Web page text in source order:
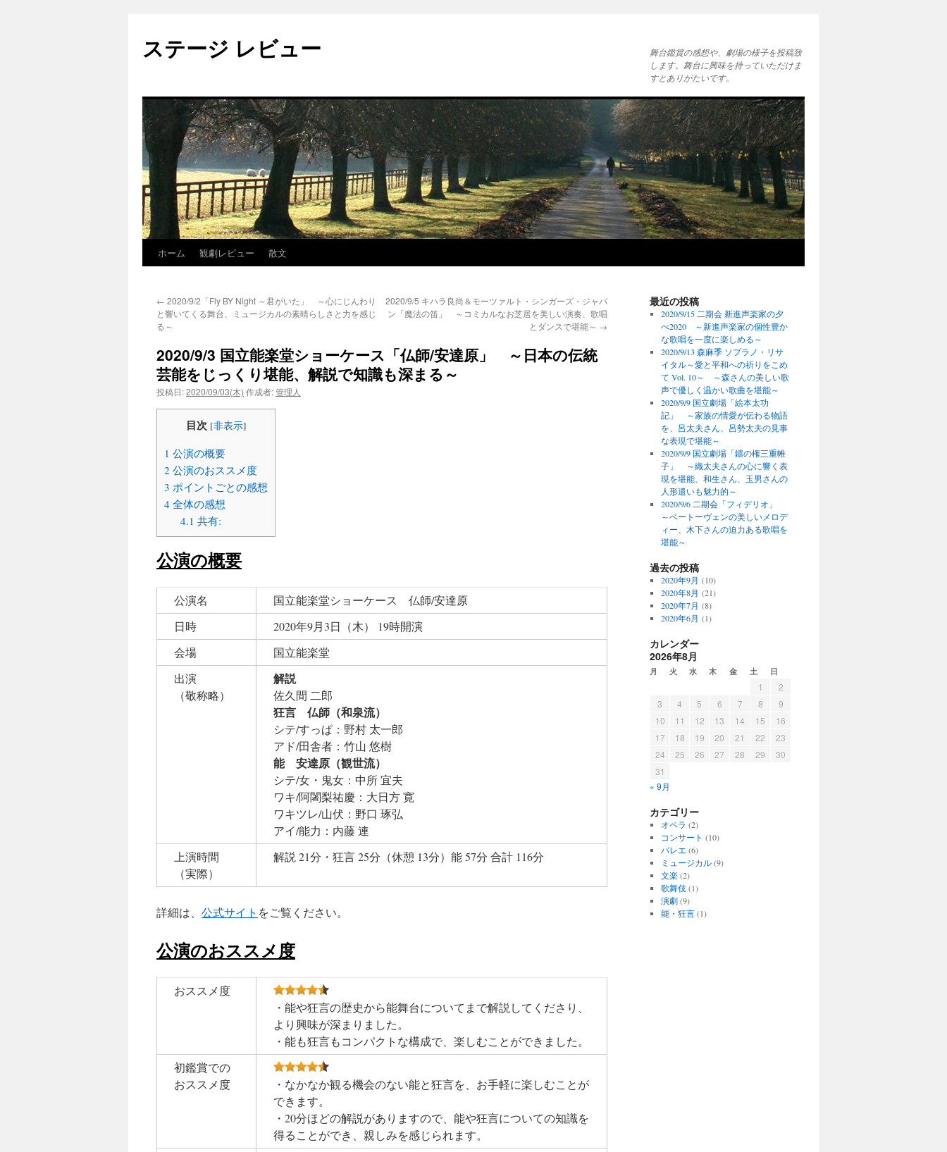
ステージ レビュー
舞台鑑賞の感想や、劇場の様子を投稿致
します。舞台に興味を持っていただけま
すとありがたいです。
ツ
ホーム 観劇レビュー 散文
← 2020/9/2「Fly BY Night ～君がいた」 ～心にじんわり
と響いてくる舞台、ミュージカルの素晴らしさと力を感じ
る～
2020/9/5 キハラ良尚＆モーツァルト・シンガーズ・ジャパ
ン「魔法の笛」 ～コミカルなお芝居を美しい演奏、歌唱
とダンスで堪能～ →
2020/9/3 国立能楽堂ショーケース「仏師/安達原」 ～日本の伝統
芸能をじっくり堪能、解説で知識も深まる～
投稿日:2020/09/03(木) 作成者:管理人
目次 [非表示]
1 公演の概要
2 公演のおススメ度
3 ポイントごとの感想
4 全体の感想
4.1 共有:
公演の概要
公演名
国立能楽堂ショーケース 仏師/安達原
日時
2020年9月3日（木） 19時開演
会場
国立能楽堂
出演
（敬称略）
解説
佐久間 二郎
狂言 仏師（和泉流）
シテ/すっぱ：野村 太一郎
アド/田舎者：竹山 悠樹
能 安達原（観世流）
シテ/女・鬼女：中所 宜夫
ワキ/阿闍梨祐慶：大日方 寛
ワキツレ/山伏：野口 琢弘
アイ/能力：内藤 連
上演時間
（実際）
解説 21分・狂言 25分（休憩 13分）能 57分 合計 116分
詳細は、 公式サイト をご覧ください。
公演のおススメ度
おススメ度
・能や狂言の歴史から能舞台についてまで解説してくださり、
より興味が深まりました。
・能も狂言もコンパクトな構成で、楽しむことができました。
初鑑賞での
おススメ度
・なかなか観る機会のない能と狂言を、お手軽に楽しむことが
できます。
・20分ほどの解説がありますので、能や狂言についての知識を
得ることができ、親しみを感じられます。
最近の投稿
2020/9/15 二期会 新進声楽家の夕
べ2020 ～新進声楽家の個性豊か
な歌唱を一度に楽しめる～
2020/9/13 森麻季 ソプラノ・リサ
イタル～愛と平和への祈りをこめ
て Vol. 10～ ～森さんの美しい歌
声で優しく温かい歌曲を堪能～
2020/9/9 国立劇場「絵本太功
記」 ～家族の情愛が伝わる物語
を、呂太夫さん、呂勢太夫の見事
な表現で堪能～
2020/9/9 国立劇場「鑓の権三重帷
子」 ～織太夫さんの心に響く表
現を堪能、和生さん、玉男さんの
人形遣いも魅力的～
2020/9/6 二期会「フィデリオ」
～ベートーヴェンの美しいメロデ
ィー、木下さんの迫力ある歌唱を
堪能～
過去の投稿
2020年9月 (10)
2020年8月 (21)
2020年7月 (8)
2020年6月 (1)
カレンダー
2026年8月
月 火 水 木 金 土 日
1
2
3
4 5 6 7 8
9
10
11 12 13 14 15
16
17
18 19 20 21 22
23
24
25 26 27 28 29
30
31
« 9月
カテゴリー
オペラ (2)
コンサート (10)
バレエ (6)
ミュージカル(9)
文楽(2)
歌舞伎(1)
演劇(9)
能・狂言(1)